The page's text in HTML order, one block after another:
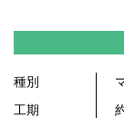
種別
工期